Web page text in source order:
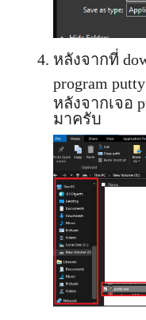
หลังจากที่
program
หลังจากเจอ
มาครับ